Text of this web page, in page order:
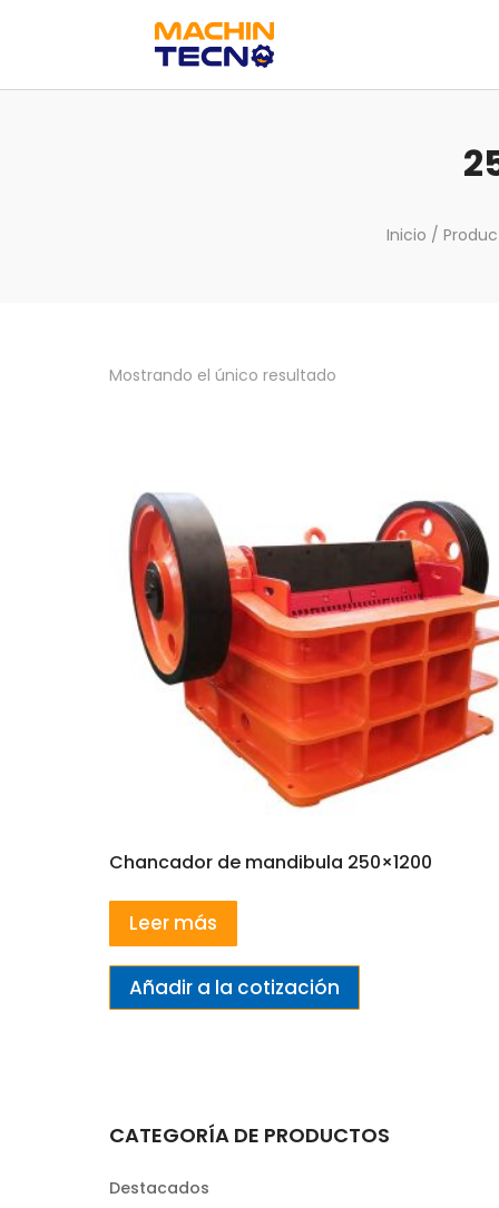
Inicio /
Mostrando el único resultado
Chancador de mandibula 250×1200
Leer más
Añadir a la cotización
CATEGORÍA DE PRODUCTOS
Destacados